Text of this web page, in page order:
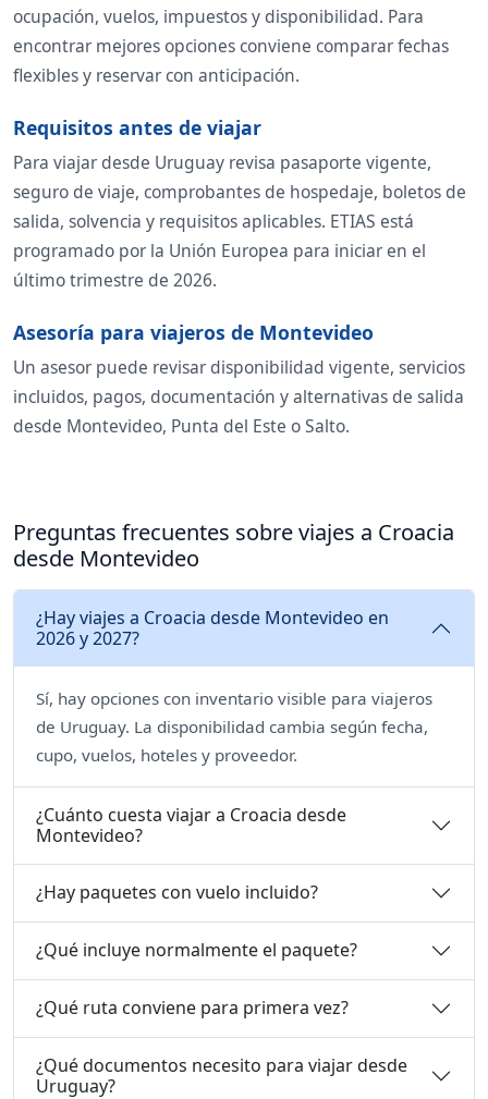
ocupación, vuelos, impuestos y disponibilidad. Para
encontrar mejores opciones conviene comparar fechas
flexibles y reservar con anticipación.
Requisitos antes de viajar
Para viajar desde Uruguay revisa pasaporte vigente,
seguro de viaje, comprobantes de hospedaje, boletos de
salida, solvencia y requisitos aplicables. ETIAS está
programado por la Unión Europea para iniciar en el
último trimestre de 2026.
Asesoría para viajeros de Montevideo
Un asesor puede revisar disponibilidad vigente, servicios
incluidos, pagos, documentación y alternativas de salida
desde Montevideo, Punta del Este o Salto.
Preguntas frecuentes sobre viajes a Croacia
desde Montevideo
¿Hay viajes a Croacia desde Montevideo en
2026 y 2027?
Sí, hay opciones con inventario visible para viajeros
de Uruguay. La disponibilidad cambia según fecha,
cupo, vuelos, hoteles y proveedor.
¿Cuánto cuesta viajar a Croacia desde
Montevideo?
¿Hay paquetes con vuelo incluido?
¿Qué incluye normalmente el paquete?
¿Qué ruta conviene para primera vez?
¿Qué documentos necesito para viajar desde
Uruguay?